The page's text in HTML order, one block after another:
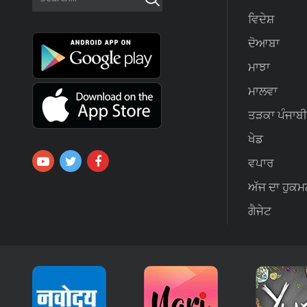
ਵਿਦੇਸ਼
ਦੋਆਬਾ
ਮਾਝਾ
ਮਾਲਵਾ
ਤੜਕਾ ਪੰਜਾਬੀ
ਖੇਡ
ਵਪਾਰ
ਅੱਜ ਦਾ
ਗੈਜੇਟ